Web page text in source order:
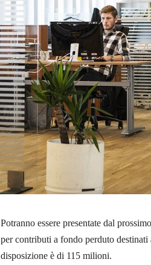
Potranno essere presentate dal
per contributi a fondo perduto
disposizione è di 115 milioni.